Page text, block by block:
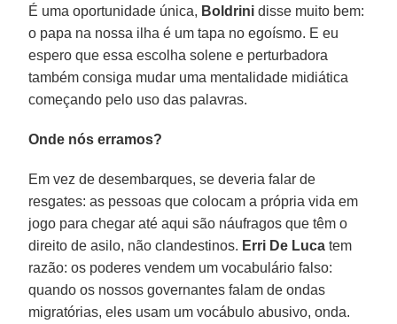
É uma oportunidade única, Boldrini disse muito bem:
o papa na nossa ilha é um tapa no egoísmo. E eu
espero que essa escolha solene e perturbadora
também consiga mudar uma mentalidade midiática
começando pelo uso das palavras.
Onde nós erramos?
Em vez de desembarques, se deveria falar de
resgates: as pessoas que colocam a própria vida em
jogo para chegar até aqui são náufragos que têm o
direito de asilo, não clandestinos. Erri De Luca tem
razão: os poderes vendem um vocabulário falso:
quando os nossos governantes falam de ondas
migratórias, eles usam um vocábulo abusivo, onda.